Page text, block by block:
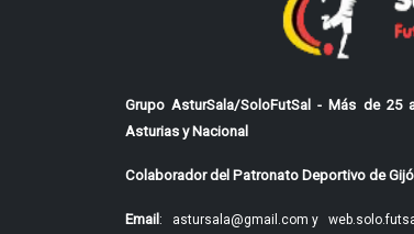
Grupo AsturSala/SoloFutSal - Más de
Asturias y Nacional
Colaborador del Patronato Deportivo de
Email : astursala@gmail.com y